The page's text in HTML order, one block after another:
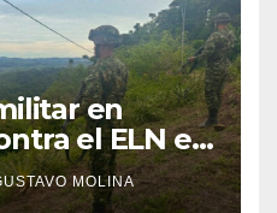
en
el ELN en
MOLINA